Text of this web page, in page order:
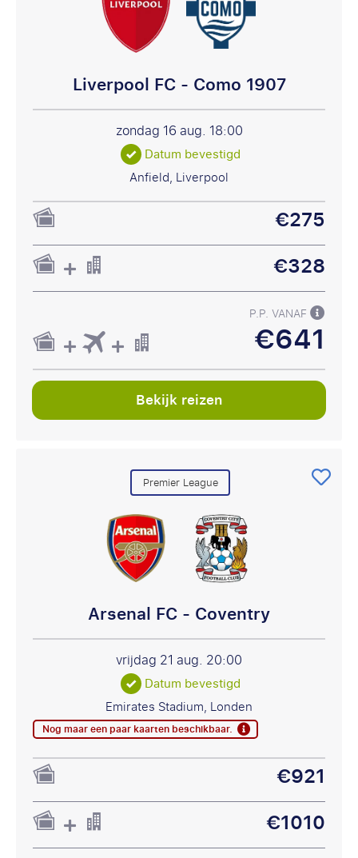
Liverpool FC - Como 1907
zondag 16 aug. 18:00
Datum bevestigd
Anfield, Liverpool
€275
€328
P.P. VANAF
€641
Bekijk reizen
Premier League
Arsenal FC - Coventry
vrijdag 21 aug. 20:00
Datum bevestigd
Emirates Stadium, Londen
Nog maar een paar kaarten beschikbaar.
€921
€1010